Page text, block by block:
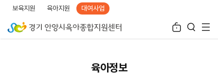
보육지원 육아지원 대여사업
육아정보